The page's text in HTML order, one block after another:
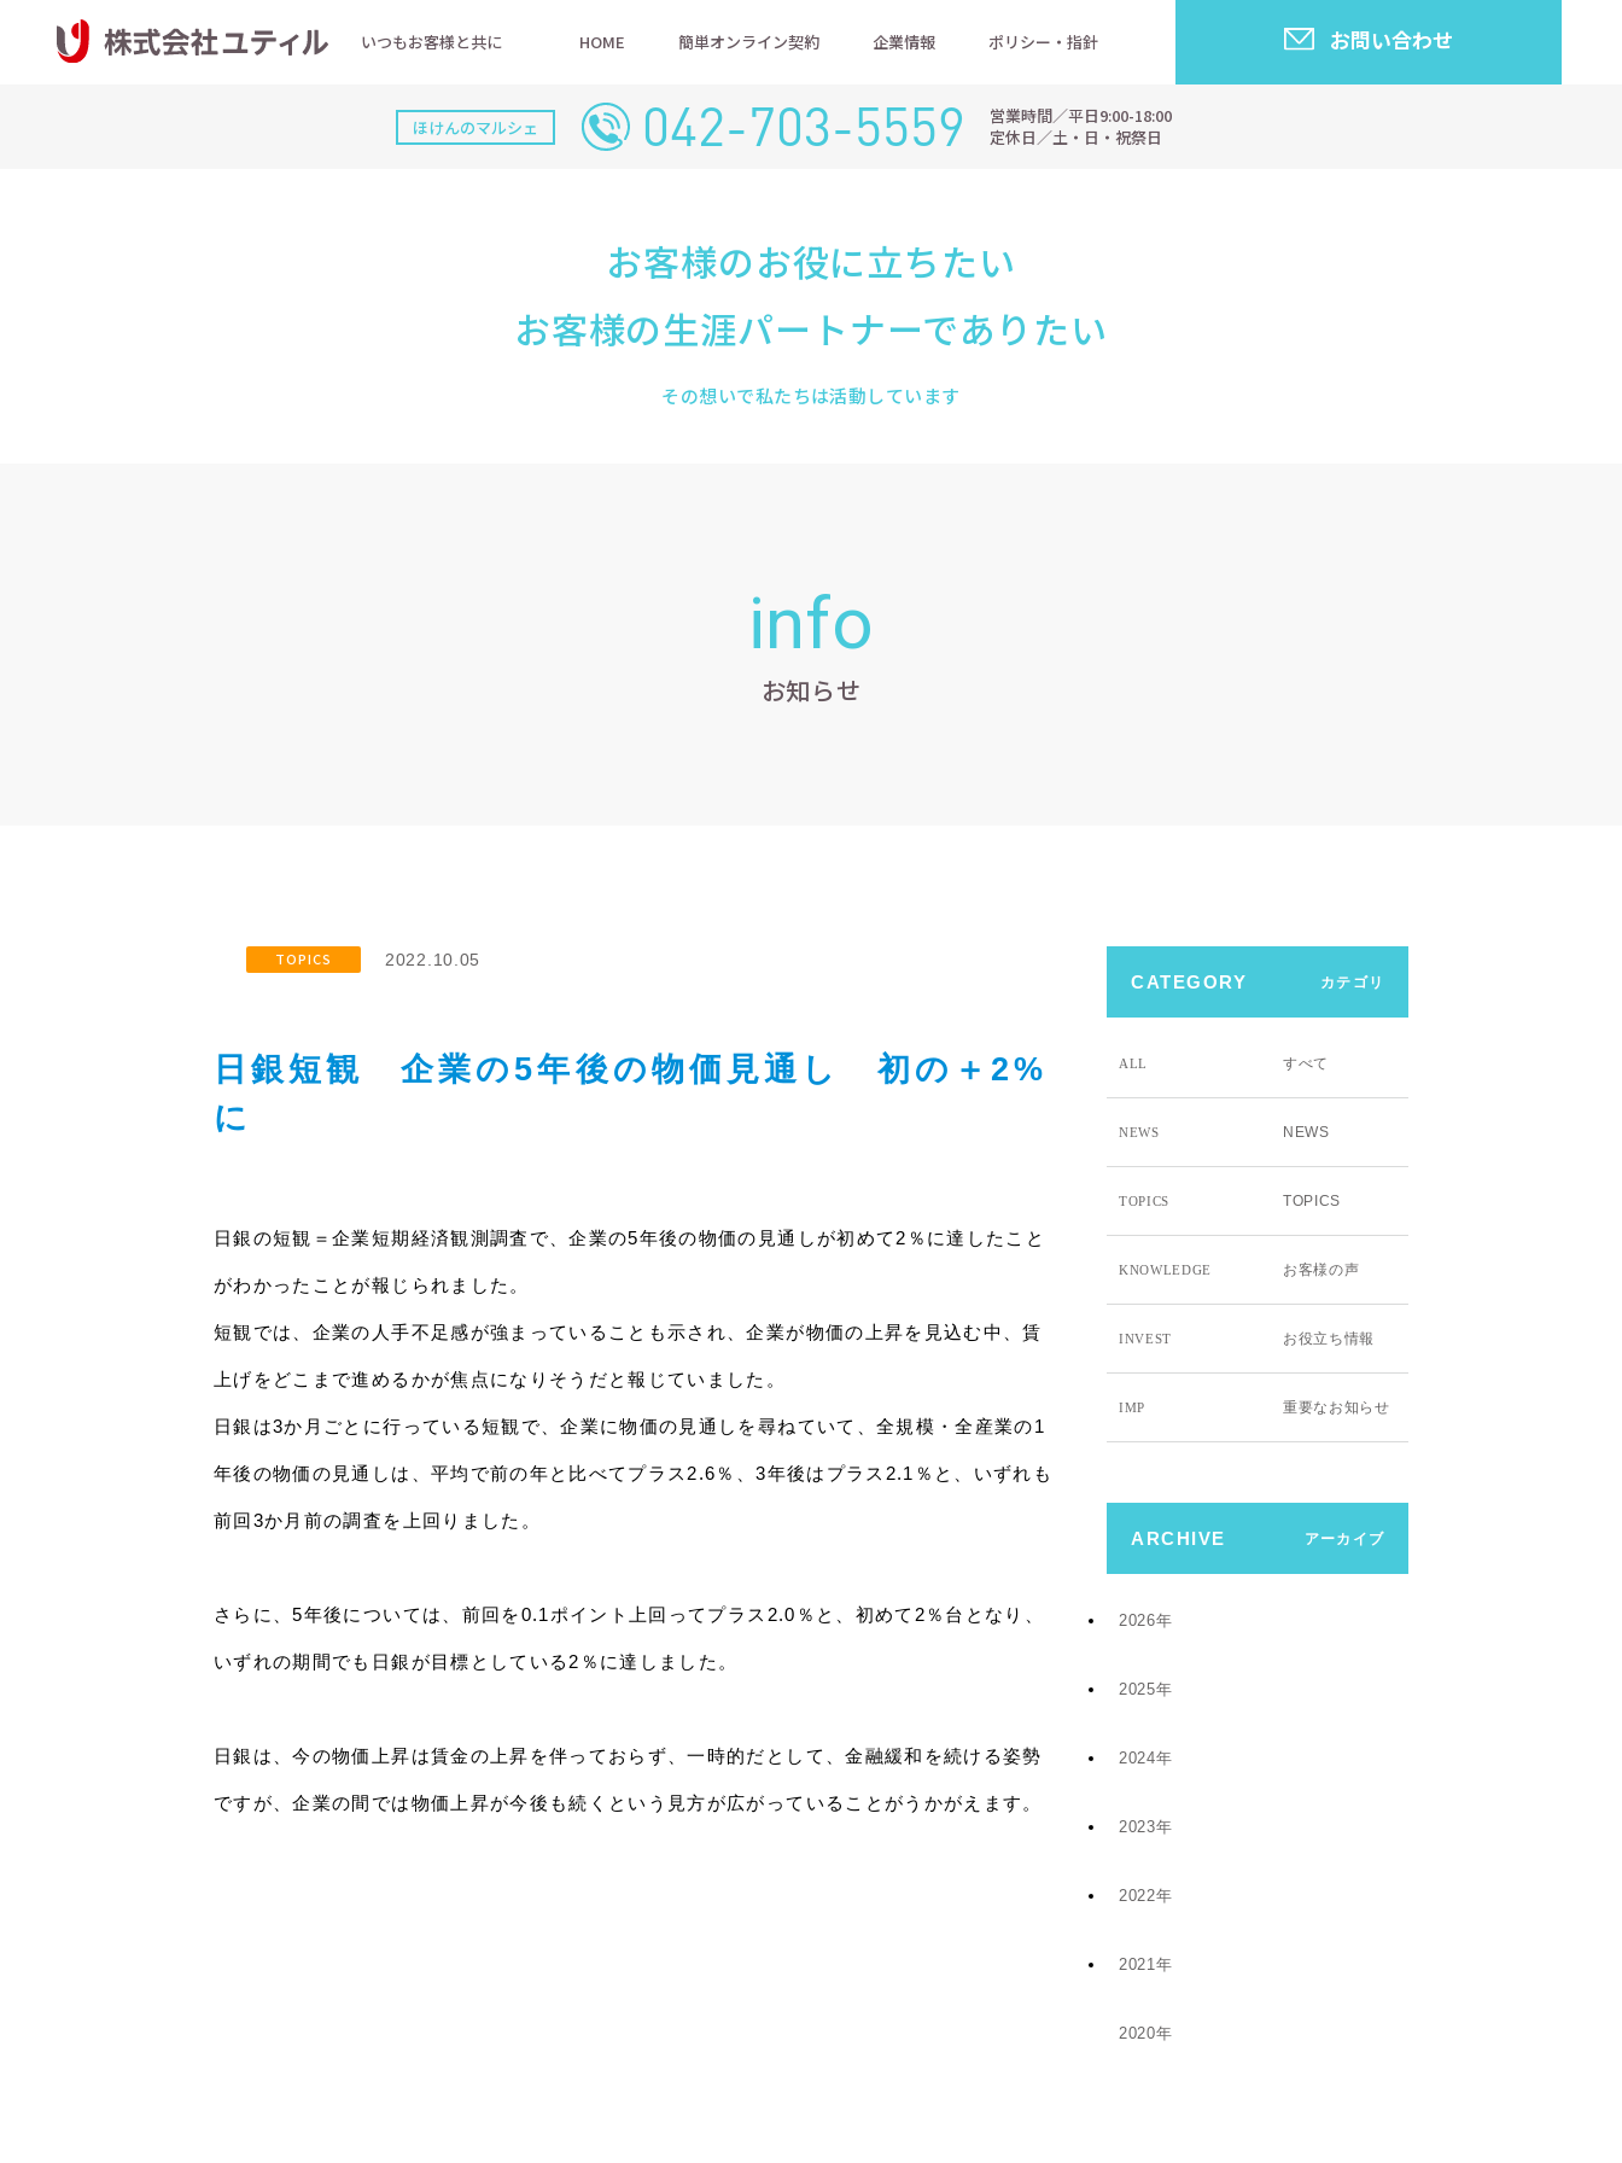
いつもお客様と共に HOME 簡単オンライン契約 企業情報 ポリシー・指針 お問い合わせ
ほけんのマルシェ 042-703-5559
営業時間／平日9:00-18:00
定休日／土・日・祝祭日
お客様のお役に立ちたい
お客様の生涯パートナーでありたい
その想いで私たちは活動しています
info
お知らせ
TOPICS 2022.10.05
日銀短観 企業の5年後の物価見通し 初の＋2%
に
日銀の短観＝企業短期経済観測調査で、企業の5年後の物価の見通しが初めて2％に達したこと
がわかったことが報じられました。
短観では、企業の人手不足感が強まっていることも示され、企業が物価の上昇を見込む中、賃
上げをどこまで進めるかが焦点になりそうだと報じていました。
日銀は3か月ごとに行っている短観で、企業に物価の見通しを尋ねていて、全規模・全産業の1
年後の物価の見通しは、平均で前の年と比べてプラス2.6％、3年後はプラス2.1％と、いずれも
前回3か月前の調査を上回りました。
さらに、5年後については、前回を0.1ポイント上回ってプラス2.0％と、初めて2％台となり、
いずれの期間でも日銀が目標としている2％に達しました。
日銀は、今の物価上昇は賃金の上昇を伴っておらず、一時的だとして、金融緩和を続ける姿勢
ですが、企業の間では物価上昇が今後も続くという見方が広がっていることがうかがえます。
CATEGORY カテゴリ
ALL すべて
NEWS NEWS
TOPICS TOPICS
KNOWLEDGE お客様の声
INVEST お役立ち情報
IMP 重要なお知らせ
ARCHIVE アーカイブ
2026年
7月 (9)
4月 (2)
1月 (4)
2025年
12月 (6)
11月 (5)
8月 (1)
6月 (1)
2024年
11月 (8)
5月 (4)
1月 (1)
2023年
10月 (2)
8月 (5)
5月 (5)
2022年
12月 (9)
11月 (19)
2021年
12月 (1)
2020年